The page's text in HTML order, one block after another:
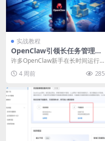
实战教程
OpenClaw引领长任务管理潮
流，掌握断点续跑提升效率！
许多OpenClaw新手在长时间运行
任务时常会遇到中断的问题。实际
上，只需启用隐藏的断点续跑功能
——配置专属缓存目录并设置定时
快照保存，就能够实现批量爬取和
文件解析等自动化任务的稳定运
行，效率可提升高达300%。 日常
使用OpenClaw搭
4 周前 285